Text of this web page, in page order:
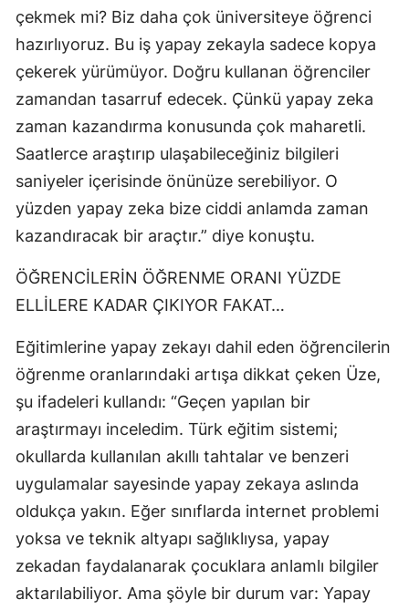
çekmek mi? Biz daha çok üniversiteye öğrenci
hazırlıyoruz. Bu iş yapay zekayla sadece kopya
çekerek yürümüyor. Doğru kullanan öğrenciler
zamandan tasarruf edecek. Çünkü yapay zeka
zaman kazandırma konusunda çok maharetli.
Saatlerce araştırıp ulaşabileceğiniz bilgileri
saniyeler içerisinde önünüze serebiliyor. O
yüzden yapay zeka bize ciddi anlamda zaman
kazandıracak bir araçtır.” diye konuştu.
ÖĞRENCİLERİN ÖĞRENME ORANI YÜZDE
ELLİLERE KADAR ÇIKIYOR FAKAT…
Eğitimlerine yapay zekayı dahil eden öğrencilerin
öğrenme oranlarındaki artışa dikkat çeken Üze,
şu ifadeleri kullandı: “Geçen yapılan bir
araştırmayı inceledim. Türk eğitim sistemi;
okullarda kullanılan akıllı tahtalar ve benzeri
uygulamalar sayesinde yapay zekaya aslında
oldukça yakın. Eğer sınıflarda internet problemi
yoksa ve teknik altyapı sağlıklıysa, yapay
zekadan faydalanarak çocuklara anlamlı bilgiler
aktarılabiliyor. Ama şöyle bir durum var: Yapay